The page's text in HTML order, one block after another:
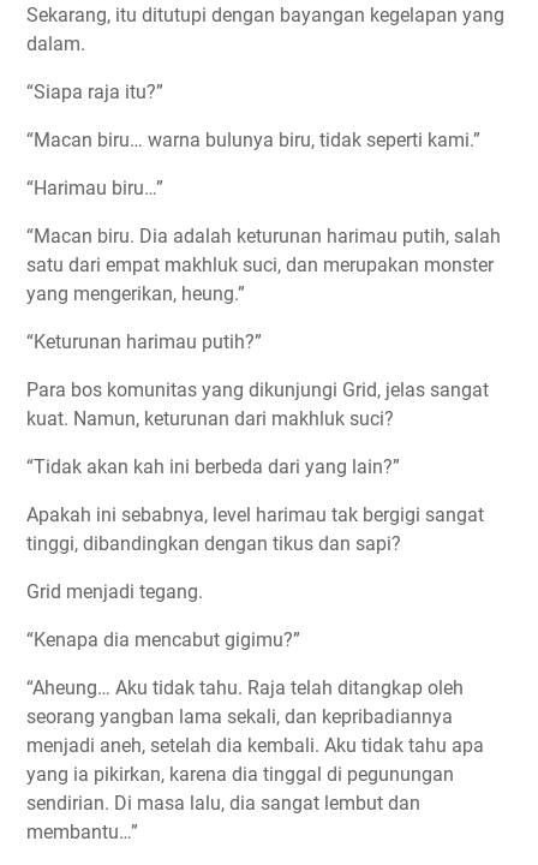
Sekarang, itu ditutupi dengan bayangan kegelapan yang
dalam.
“Siapa raja itu?”
“Macan biru… warna bulunya biru, tidak seperti kami.”
“Harimau biru…”
“Macan biru. Dia adalah keturunan harimau putih, salah
satu dari empat makhluk suci, dan merupakan monster
yang mengerikan, heung.”
“Keturunan harimau putih?”
Para bos komunitas yang dikunjungi Grid, jelas sangat
kuat. Namun, keturunan dari makhluk suci?
“Tidak akan kah ini berbeda dari yang lain?”
Apakah ini sebabnya, level harimau tak bergigi sangat
tinggi, dibandingkan dengan tikus dan sapi?
Grid menjadi tegang.
“Kenapa dia mencabut gigimu?”
“Aheung… Aku tidak tahu. Raja telah ditangkap oleh
seorang yangban lama sekali, dan kepribadiannya
menjadi aneh, setelah dia kembali. Aku tidak tahu apa
yang ia pikirkan, karena dia tinggal di pegunungan
sendirian. Di masa lalu, dia sangat lembut dan
membantu…”